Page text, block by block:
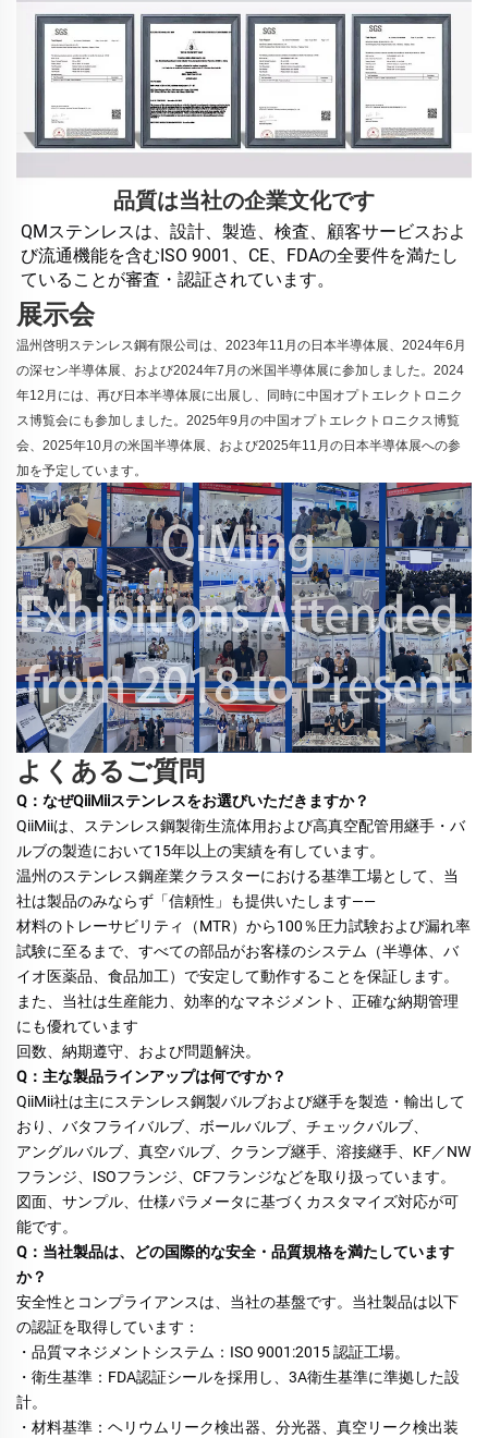
品質は当社の企業文化です
QMステンレスは、設計、製造、検査、顧客サービスおよ
び流通機能を含むISO 9001、CE、FDAの全要件を満たし
ていることが審査・認証されています。
展示会
温州啓明ステンレス鋼有限公司は、2023年11月の日本半導体展、2024年6月
の深セン半導体展、および2024年7月の米国半導体展に参加しました。2024
年12月には、再び日本半導体展に出展し、同時に中国オプトエレクトロニク
ス博覧会にも参加しました。2025年9月の中国オプトエレクトロニクス博覧
会、2025年10月の米国半導体展、および2025年11月の日本半導体展への参
加を予定しています。
よくあるご質問
Q：なぜQiiMiiステンレスをお選びいただきますか？
QiiMiiは、ステンレス鋼製衛生流体用および高真空配管用継手・バ
ルブの製造において15年以上の実績を有しています。
温州のステンレス鋼産業クラスターにおける基準工場として、当
社は製品のみならず「信頼性」も提供いたします——
材料のトレーサビリティ（MTR）から100％圧力試験および漏れ率
試験に至るまで、すべての部品がお客様のシステム（半導体、バ
イオ医薬品、食品加工）で安定して動作することを保証します。
また、当社は生産能力、効率的なマネジメント、正確な納期管理
にも優れています
回数、納期遵守、および問題解決。
Q：主な製品ラインアップは何ですか？
QiiMii社は主にステンレス鋼製バルブおよび継手を製造・輸出して
おり、バタフライバルブ、ボールバルブ、チェックバルブ、
アングルバルブ、真空バルブ、クランプ継手、溶接継手、KF／NW
フランジ、ISOフランジ、CFフランジなどを取り扱っています。
図面、サンプル、仕様パラメータに基づくカスタマイズ対応が可
能です。
Q：当社製品は、どの国際的な安全・品質規格を満たしています
か？
安全性とコンプライアンスは、当社の基盤です。当社製品は以下
の認証を取得しています：
・品質マネジメントシステム：ISO 9001:2015 認証工場。
・衛生基準：FDA認証シールを採用し、3A衛生基準に準拠した設
計。
・材料基準：ヘリウムリーク検出器、分光器、真空リーク検出装